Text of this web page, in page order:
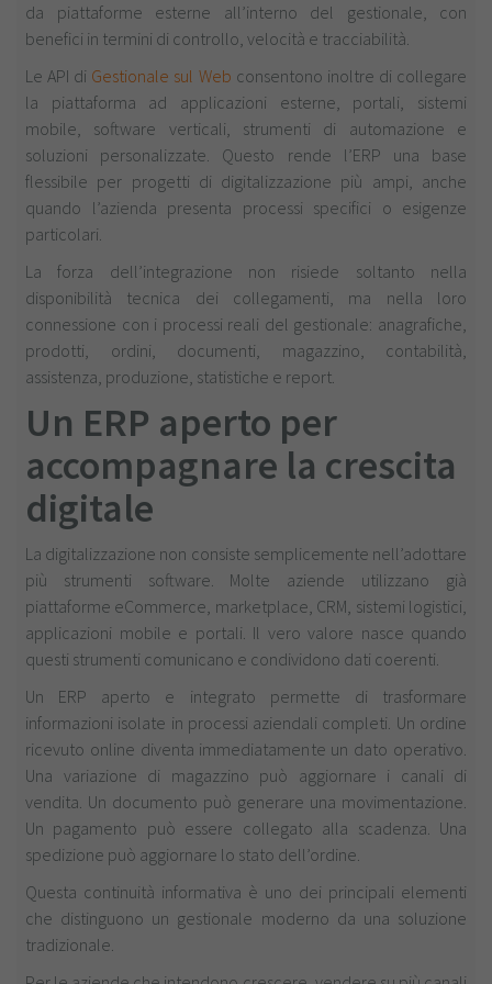
da piattaforme esterne all’interno del gestionale, con
benefici in termini di controllo, velocità e tracciabilità.
Le API di Gestionale sul Web consentono inoltre di collegare
la piattaforma ad applicazioni esterne, portali, sistemi
mobile, software verticali, strumenti di automazione e
soluzioni personalizzate. Questo rende l’ERP una base
flessibile per progetti di digitalizzazione più ampi, anche
quando l’azienda presenta processi specifici o esigenze
particolari.
La forza dell’integrazione non risiede soltanto nella
disponibilità tecnica dei collegamenti, ma nella loro
connessione con i processi reali del gestionale: anagrafiche,
prodotti, ordini, documenti, magazzino, contabilità,
assistenza, produzione, statistiche e report.
Un ERP aperto per
accompagnare la crescita
digitale
La digitalizzazione non consiste semplicemente nell’adottare
più strumenti software. Molte aziende utilizzano già
piattaforme eCommerce, marketplace, CRM, sistemi logistici,
applicazioni mobile e portali. Il vero valore nasce quando
questi strumenti comunicano e condividono dati coerenti.
Un ERP aperto e integrato permette di trasformare
informazioni isolate in processi aziendali completi. Un ordine
ricevuto online diventa immediatamente un dato operativo.
Una variazione di magazzino può aggiornare i canali di
vendita. Un documento può generare una movimentazione.
Un pagamento può essere collegato alla scadenza. Una
spedizione può aggiornare lo stato dell’ordine.
Questa continuità informativa è uno dei principali elementi
che distinguono un gestionale moderno da una soluzione
tradizionale.